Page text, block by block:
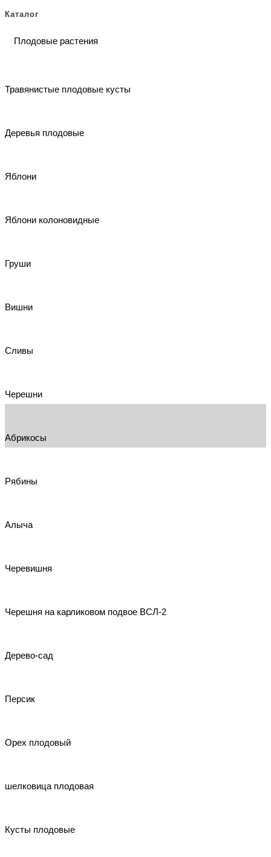
Каталог
Плодовые растения
Травянистые плодовые кусты
Деревья плодовые
Яблони
Яблони колоновидные
Груши
Вишни
Сливы
Черешни
Абрикосы
Рябины
Алыча
Черевишня
Черешня на карликовом подвое ВСЛ-2
Дерево-сад
Персик
Орех плодовый
шелковица плодовая
Кусты плодовые